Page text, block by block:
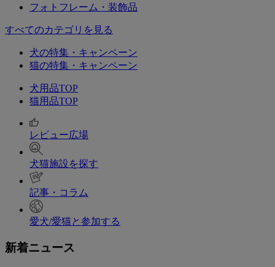
フォトフレーム・装飾品
すべてのカテゴリを見る
犬の特集・キャンペーン
猫の特集・キャンペーン
犬用品TOP
猫用品TOP
レビュー広場
犬猫施設を探す
記事・コラム
愛犬/愛猫と参加する
新着ニュース